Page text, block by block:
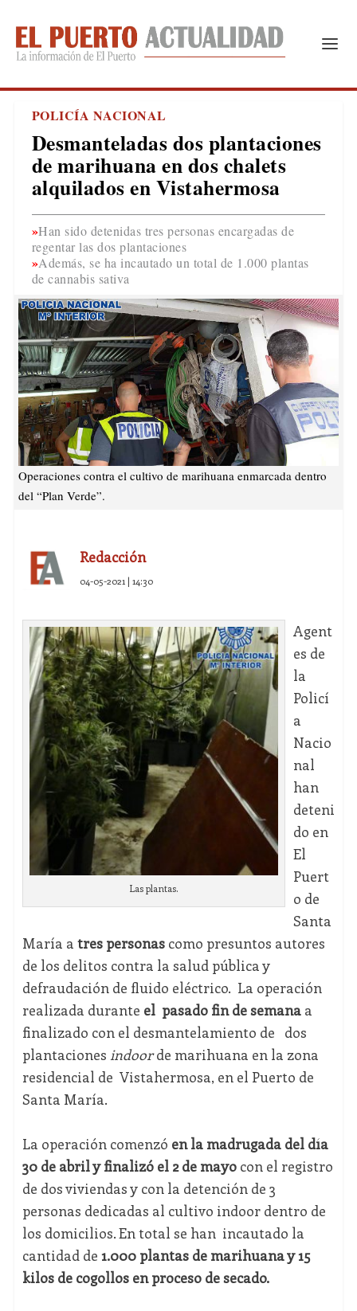
POLICÍA NACIONAL
Desmanteladas dos plantaciones
de marihuana en dos chalets
alquilados en Vistahermosa
Han sido detenidas tres personas encargadas de
regentar las dos plantaciones
Además, se ha incautado un total de 1.000 plantas
de cannabis sativa
Operaciones contra el cultivo de marihuana enmarcada dentro
del “Plan Verde”.
Redacción
04-05-2021 | 14:30
Las plantas.
Agent
es de
la
Policí
a
Nacio
nal
han
deteni
do en
El
Puert
o de
Santa
María a tres personascomo presuntos autores
de los delitos contra la salud pública y
defraudación de fluido eléctrico. La operación
realizada durante el pasado fin de semanaa
finalizado con el desmantelamiento de dos
plantaciones indoorde marihuana en la zona
residencial de Vistahermosa, en el Puerto de
Santa María.
La operación comenzó en la madrugada del día
30 de abril y finalizó el 2 de mayocon el registro
de dos viviendas y con la detención de 3
personas dedicadas al cultivo indoor dentro de
los domicilios. En total se han incautado la
cantidad de 1.000 plantas de marihuana y 15
kilos de cogollos en proceso de secado.